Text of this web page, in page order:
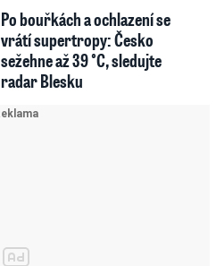
Po bouřkách a ochlazení se
vrátí supertropy: Česko
sežehne až 39 °C, sledujte
radar Blesku